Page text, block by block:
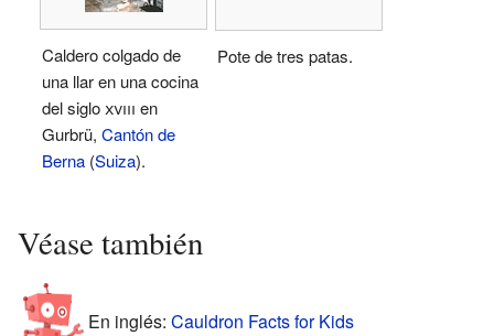
Caldero colgado de
una llar en una cocina
del sigloxviii en
Gurbrü, Cantón de
Berna (Suiza).
Pote de tres patas.
Véase también
En inglés: Cauldron Facts for Kids